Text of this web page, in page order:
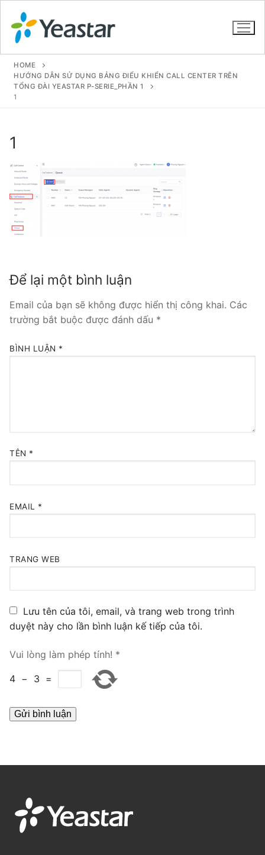
Tổng đài VoIP Yeastar S412
Tổng đài VoIP Yeastar S20
Tổng đài VoIP Yeastar S300
HOSTED PHONE SYSTEM
E1 / T1 / PRI VoIP Gateway
PRI VoIP Gateway TE200
LIÊN HỆ
HƯỚNG DẪN
HOME
HƯỚNG DẪN SỬ DỤNG BẢNG ĐIỂU KHIỂN CALL CENTER TRÊN
TỔNG ĐÀI YEASTAR P-SERIE_PHẦN 1
1
1
Để lại một bình luận
Email của bạn sẽ không được hiển thị công khai. Các
trường bắt buộc được đánh dấu *
BÌNH LUẬN *
TÊN *
EMAIL *
TRANG WEB
Lưu tên của tôi, email, và trang web trong trình
duyệt này cho lần bình luận kế tiếp của tôi.
Vui lòng làm phép tính! *
4 − 3 =